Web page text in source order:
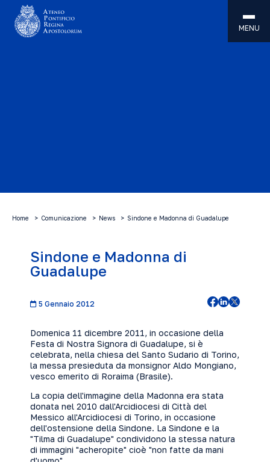
MENU
Home Comunicazione News Sindone e Madonna di Guadalupe
Sindone e Madonna di
Guadalupe
5 Gennaio 2012
Domenica 11 dicembre 2011, in occasione della
Festa di Nostra Signora di Guadalupe, si è
celebrata, nella chiesa del Santo Sudario di Torino,
la messa presieduta da monsignor Aldo Mongiano,
vesco emerito di Roraima (Brasile).
La copia dell'immagine della Madonna era stata
donata nel 2010 dall'Arcidiocesi di Città del
Messico all'Arcidiocesi di Torino, in occasione
dell'ostensione della Sindone. La Sindone e la
"Tilma di Guadalupe" condividono la stessa natura
di immagini "acheropite" cioè "non fatte da mani